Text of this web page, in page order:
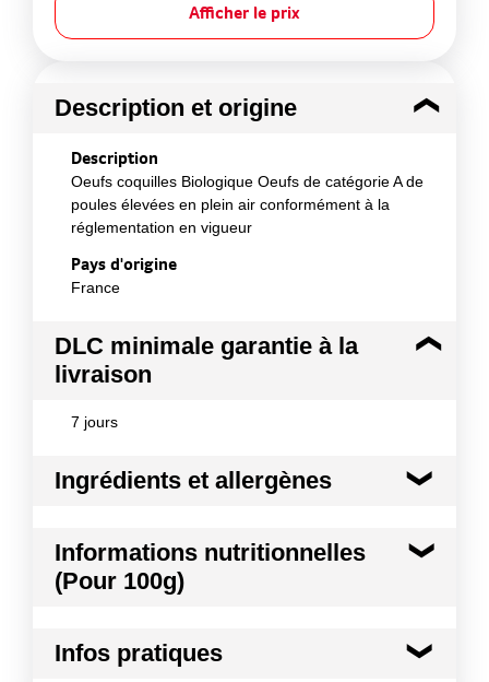
Afficher le prix
Description et origine
Description
Oeufs coquilles Biologique Oeufs de catégorie A de
poules élevées en plein air conformément à la
réglementation en vigueur
Pays d'origine
France
DLC minimale garantie à la
livraison
7 jours
Ingrédients et allergènes
Oeufs
Allergènes :
par le(s) fournisseur(s) de Transgourmet
Informations nutritionnelles
(Pour 100g)
Infos pratiques